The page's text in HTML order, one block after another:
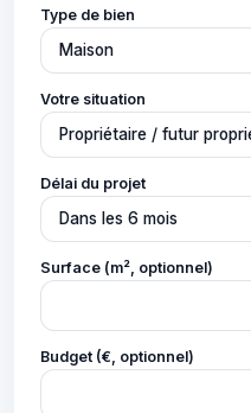
Type de bien
Votre situation
Délai du projet
Surface (m², optionnel)
Budget (€, optionnel)